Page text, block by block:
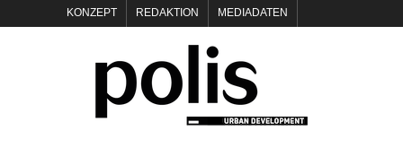
KONZEPT REDAKTION MEDIADATEN
POLIS KEYNOTES
KONTAKT DATENSCHUTZ IMPRESSUM